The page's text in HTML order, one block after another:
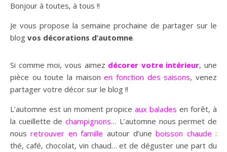
Bonjour à toutes, à tous !!
Je vous propose la semaine prochaine de partager sur le
blog vos décorations d’automne.
Si comme moi, vous aimez décorer votre intérieur, une
pièce ou toute la maisonen fonction des saisons, venez
partager votre décor sur le blog !!
L’automne est un moment propice aux balades en forêt, à
la cueillette dechampignons… L’automne nous permet de
nous retrouver en famille autour d’uneboisson chaude :
thé, café, chocolat, vin chaud… et de déguster une part du